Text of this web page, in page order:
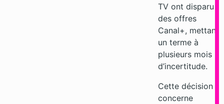
TV ont disparu
des offres
Canal+, mettant
un terme à
plusieurs mois
d’incertitude.
Cette décision
concerne